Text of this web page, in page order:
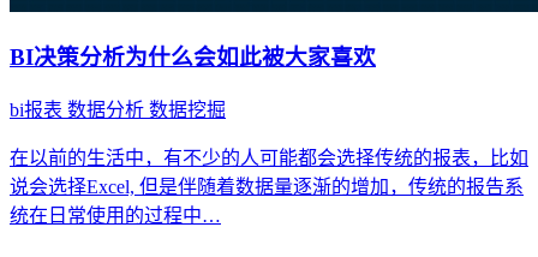
BI决策分析为什么会如此被大家喜欢
bi报表 数据分析 数据挖掘
在以前的生活中，有不少的人可能都会选择传统的报表，比如
说会选择Excel, 但是伴随着数据量逐渐的增加，传统的报告系
统在日常使用的过程中…